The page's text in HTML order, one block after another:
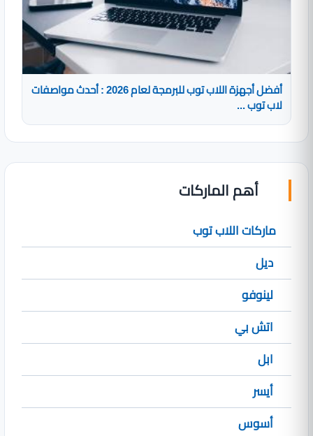
أفضل أجهزة اللاب توب للبرمجة لعام 2026 : أحدث مواصفات
لاب توب ...
أهم الماركات
ماركات اللاب توب
ديل
لينوفو
اتش بي
ابل
أيسر
أسوس